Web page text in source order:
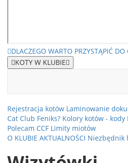
DLACZEGO WARTO PRZYSTĄPIĆ DO
KOTY W KLUBIE
Rejestracja kotów Laminowanie
Cat Club Feniks? Kolory kotów - kody
Polecam CCF Limity miotów
O KLUBIE AKTUALNOŚCI Niezbędnik